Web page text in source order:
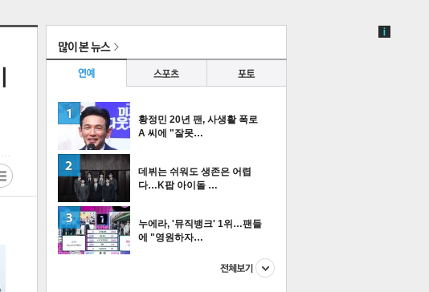
황정민 20년 팬, 사생활 폭로
A 씨에 "잘못…
데뷔는 쉬워도 생존은 어렵
다…K팝 아이돌 …
누에라, '뮤직뱅크' 1위…팬들
에 "영원하자…